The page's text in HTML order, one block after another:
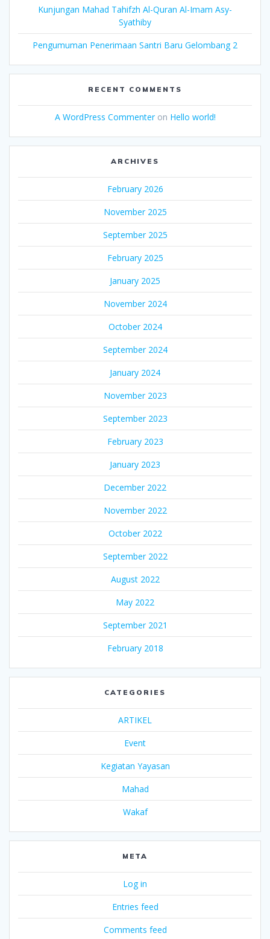
Kunjungan Mahad Tahifzh Al-Quran Al-Imam Asy-
Syathiby
Pengumuman Penerimaan Santri Baru Gelombang 2
RECENT COMMENTS
A WordPress Commenteron Hello world!
ARCHIVES
February 2026
November 2025
September 2025
February 2025
January 2025
November 2024
October 2024
September 2024
January 2024
November 2023
September 2023
February 2023
January 2023
December 2022
November 2022
October 2022
September 2022
August 2022
May 2022
September 2021
February 2018
CATEGORIES
ARTIKEL
Event
Kegiatan Yayasan
Mahad
Wakaf
META
Log in
Entries feed
Comments feed